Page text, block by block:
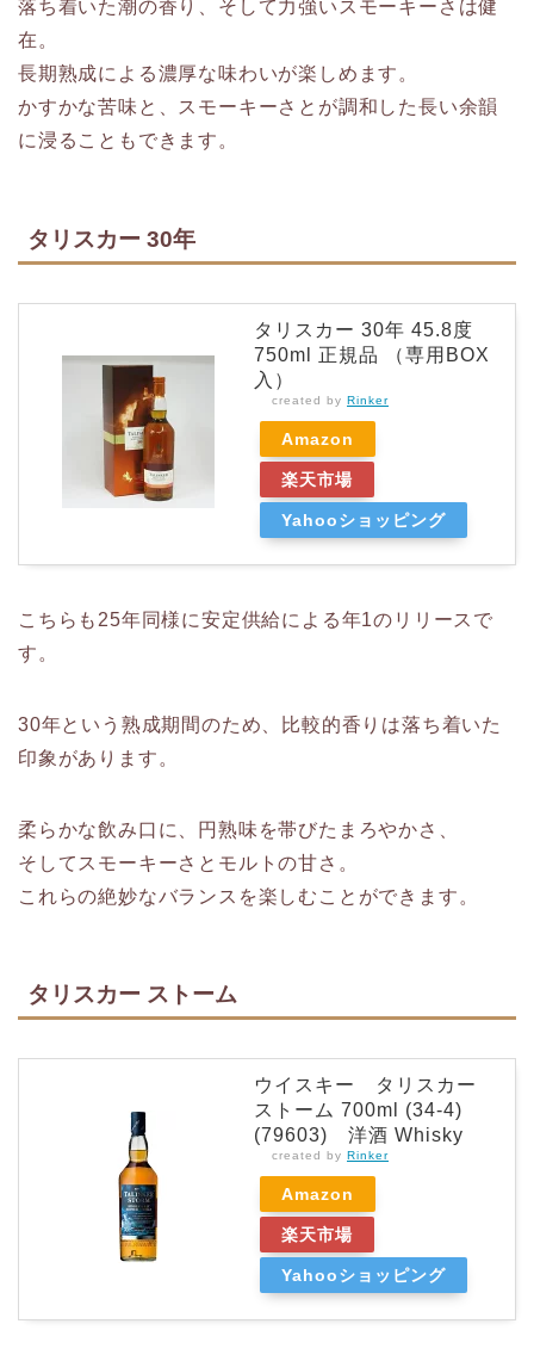
落ち着いた潮の香り、そして力強いスモーキーさは健
在。
長期熟成による濃厚な味わいが楽しめます。
かすかな苦味と、スモーキーさとが調和した長い余韻
に浸ることもできます。
タリスカー 30年
タリスカー 30年 45.8度
750ml 正規品 （専用BOX
入）
created by Rinker
Amazon
楽天市場
Yahooショッピング
こちらも25年同様に安定供給による年1のリリースで
す。
30年という熟成期間のため、比較的香りは落ち着いた
印象があります。
柔らかな飲み口に、円熟味を帯びたまろやかさ、
そしてスモーキーさとモルトの甘さ。
これらの絶妙なバランスを楽しむことができます。
タリスカー ストーム
ウイスキー タリスカー
ストーム 700ml (34-4)
(79603) 洋酒 Whisky
created by Rinker
Amazon
楽天市場
Yahooショッピング